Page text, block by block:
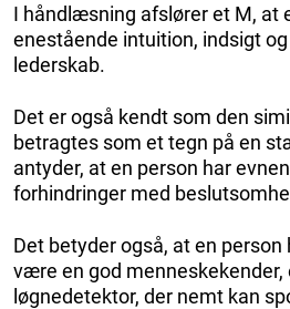
I håndlæsning afslører et M, at
enestående intuition, indsigt
lederskab.
Det er også kendt som den
betragtes som et tegn på en
antyder, at en person har
forhindringer med
Det betyder også, at en
være en god menneskekender,
løgnedetektor, der nemt kan